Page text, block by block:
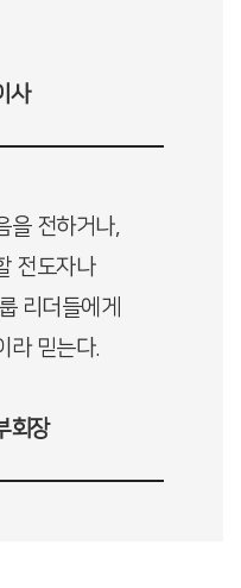
사
을 전하거나,
전도자나
리더들에게
라 믿는다.
회장